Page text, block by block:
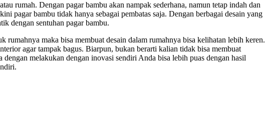
rumah. Dengan pagar bambu akan nampak sederhana, namun tetap indah dan
pagar bambu tidak hanya sebagai pembatas saja. Dengan berbagai desain yang
dengan sentuhan pagar bambu.
maka bisa membuat desain dalam rumahnya bisa kelihatan lebih keren.
agar tampak bagus. Biarpun, bukan berarti kalian tidak bisa membuat
melakukan dengan inovasi sendiri Anda bisa lebih puas dengan hasil